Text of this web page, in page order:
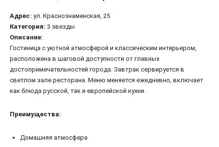
Адрес: ул. Краснознаменская, 25
Категория: 3 звезды
Описание:
Гостиница с уютной атмосферой и классическим интерьером,
расположена в шаговой доступности от главных
достопримечательностей города. Завтрак сервируется в
светлом зале ресторана. Меню меняется ежедневно, включает
как блюда русской, так и европейской кухни.
Преимущества:
Домашняя атмосфера